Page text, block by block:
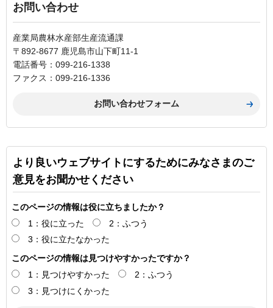
お問い合わせ
産業局農林水産部生産流通課
〒892-8677 鹿児島市山下町11-1
電話番号：099-216-1338
ファクス：099-216-1336
より良いウェブサイトにするためにみなさまのご
意見をお聞かせください
このページの情報は役に立ちましたか？
1：役に立った
2：ふつう
3：役に立たなかった
このページの情報は見つけやすかったですか？
1：見つけやすかった
2：ふつう
3：見つけにくかった